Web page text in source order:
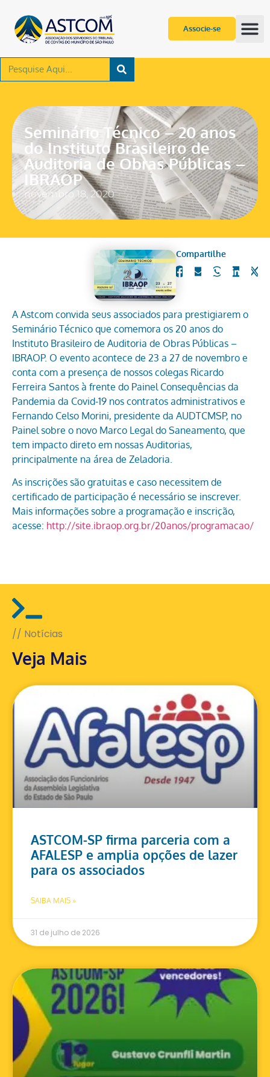
Associe-se
Seminário Técnico – 20 anos
do Instituto Brasileiro de
Auditoria de Obras Públicas –
IBRAOP
novembro 18, 2020
Compartilhe
A Astcom convida seus associados para prestigiarem o
Seminário Técnico que comemora os 20 anos do
Instituto Brasileiro de Auditoria de Obras Públicas –
IBRAOP. O evento acontece de 23 a 27 de novembro e
conta com a presença de nossos colegas Ricardo
Ferreira Santos à frente do Painel Consequências da
Pandemia da Covid-19 nos contratos administrativos e
Fernando Celso Morini, presidente da AUDTCMSP, no
Painel sobre o novo Marco Legal do Saneamento, que
tem impacto direto em nossas Auditorias,
principalmente na área de Zeladoria.
As inscrições são gratuitas e caso necessitem de
certificado de participação é necessário se inscrever.
Mais informações sobre a programação e inscrição,
acesse: http://site.ibraop.org.br/20anos/programacao/
// Notícias
Veja Mais
ASTCOM-SP firma parceria com a
AFALESP e amplia opções de lazer
para os associados
SAIBA MAIS »
31 de julho de 2026